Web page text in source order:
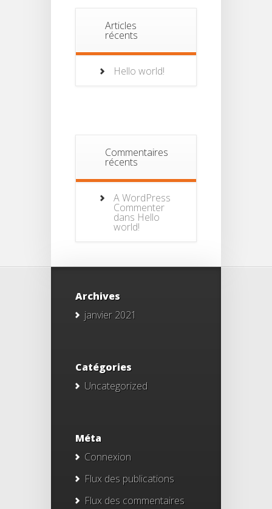
Articles
récents
Hello world!
Commentaires
récents
A WordPress
Commenter
dans Hello
world!
Archives
janvier 2021
Catégories
Uncategorized
Méta
Connexion
Flux des publications
Flux des commentaires